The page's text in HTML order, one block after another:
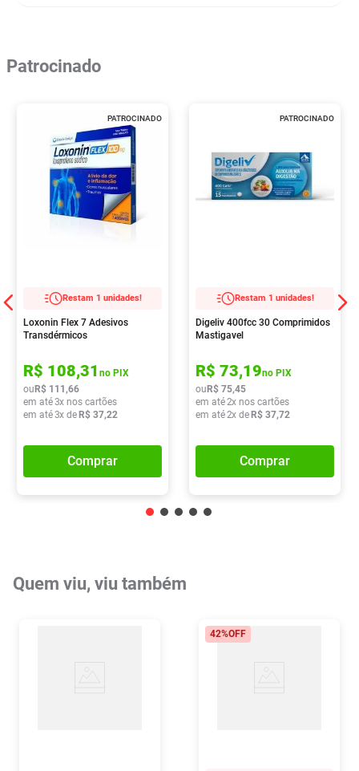
Patrocinado
PATROCINADO
Restam 1 unidades!
Loxonin Flex 7 Adesivos
Transdérmicos
R$ 108,31 no PIX
ou R$ 111 ,66
em até3x nos cartões
em até3x de R$ 37,22
Comprar
PATROCINADO
Restam 1 unidades!
Digeliv 400fcc 30 Comprimidos
Mastigavel
R$ 73,19no PIX
ou R$ 75,45
em até2x nos cartões
em até2x de R$ 37,72
Comprar
Quem viu, viu também
42%OFF